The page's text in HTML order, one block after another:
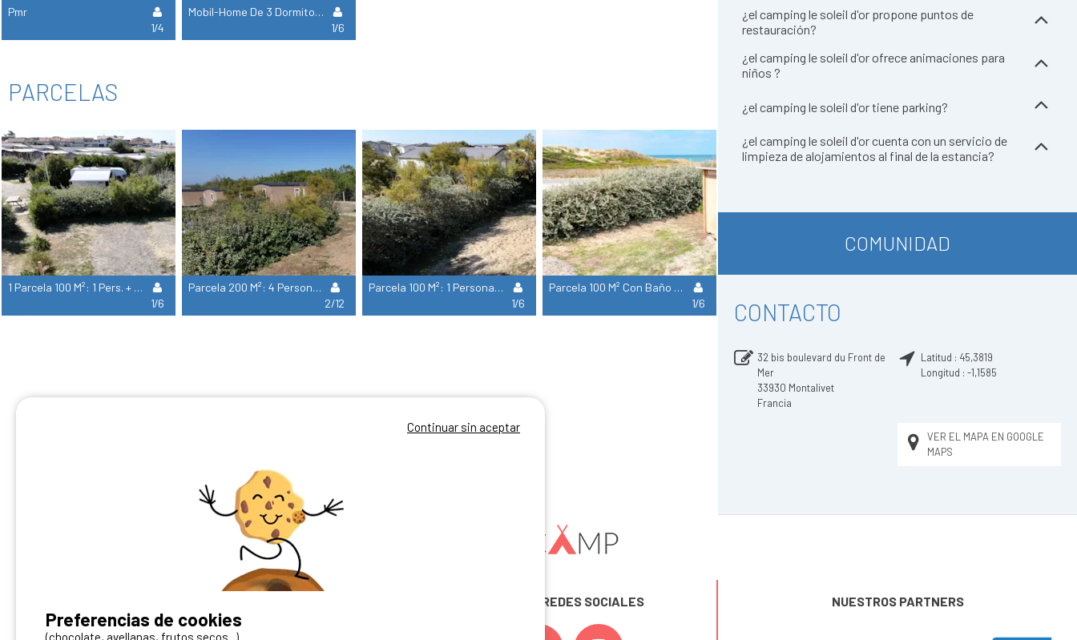
Pmr
1/4
Mobil-Home De 3 Dormitorios Premium + Gama
1/6
PARCELAS
1 Parcela 100 M²: 1 Pers. + 1 Autocaravana O 1 Coche + Caravana + Electricidad 16A. Supl Para 5 Pers
1/6
Parcela 200 M²: 4 Personas + 2 Autocaravanas O 2 Coches + Caravana + Electricidad – Supl 8 Pers.
2/12
Parcela 100 M²: 1 Persona + 1 Tienda + 1 Coche O 1 Bicicleta + Electricidad 16A. Supl Para 5 Pers.
1/6
Parcela 100 M² Con Baño Privado: 1 Persona + 1 Tienda O 1 Vehículo + Eléctrica. Supl 5 Personas
1/6
¿el camping le soleil d'or propone puntos de
restauración?
¿el camping le soleil d'or ofrece animaciones para
niños ?
¿el camping le soleil d'or tiene parking?
¿el camping le soleil d'or cuenta con un servicio de
limpieza de alojamientos al final de la estancia?
COMUNIDAD
CONTACTO
32 bis boulevard du Front de
Mer
33930 Montalivet
Francia
Latitud : 45,3819
Longitud : -1,1585
VER EL MAPA EN GOOGLE
MAPS
Puedes difundirlo en nuestro sitio
SÍGUENOS EN LAS REDES SOCIALES NUESTROS PARTNERS
Continuar sin aceptar
Preferencias de cookies
(chocolate, avellanas, frutos secos...)